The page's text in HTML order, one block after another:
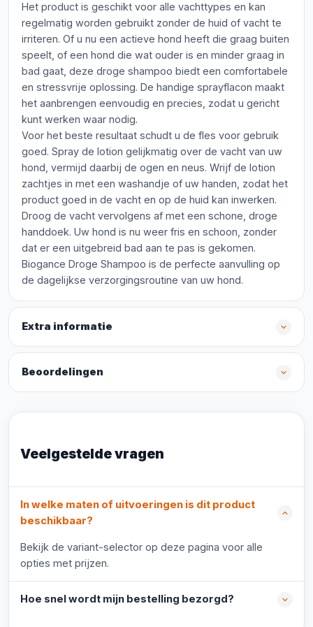
Het product is geschikt voor alle vachttypes en kan
regelmatig worden gebruikt zonder de huid of vacht te
irriteren. Of u nu een actieve hond heeft die graag buiten
speelt, of een hond die wat ouder is en minder graag in
bad gaat, deze droge shampoo biedt een comfortabele
en stressvrije oplossing. De handige sprayflacon maakt
het aanbrengen eenvoudig en precies, zodat u gericht
kunt werken waar nodig.
Voor het beste resultaat schudt u de fles voor gebruik
goed. Spray de lotion gelijkmatig over de vacht van uw
hond, vermijd daarbij de ogen en neus. Wrijf de lotion
zachtjes in met een washandje of uw handen, zodat het
product goed in de vacht en op de huid kan inwerken.
Droog de vacht vervolgens af met een schone, droge
handdoek. Uw hond is nu weer fris en schoon, zonder
dat er een uitgebreid bad aan te pas is gekomen.
Biogance Droge Shampoo is de perfecte aanvulling op
de dagelijkse verzorgingsroutine van uw hond.
Extra informatie
Beoordelingen
Veelgestelde vragen
In welke maten of uitvoeringen is dit product
beschikbaar?
Bekijk de variant-selector op deze pagina voor alle
opties met prijzen.
Hoe snel wordt mijn bestelling bezorgd?